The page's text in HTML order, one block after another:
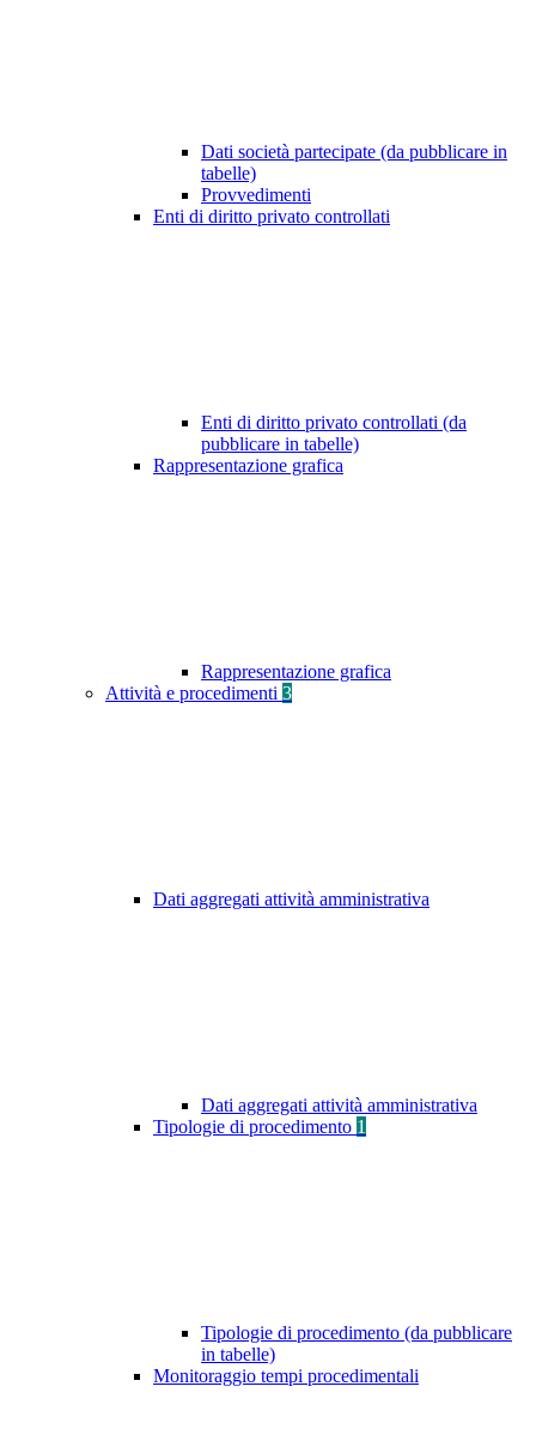
Dati società partecipate (da pubblicare in
tabelle)
Provvedimenti
Enti di diritto privato controllati
Enti di diritto privato controllati (da
pubblicare in tabelle)
Rappresentazione grafica
Rappresentazione grafica
Attività e procedimenti 3
Dati aggregati attività amministrativa
Dati aggregati attività amministrativa
Tipologie di procedimento 1
Tipologie di procedimento (da pubblicare
in tabelle)
Monitoraggio tempi procedimentali